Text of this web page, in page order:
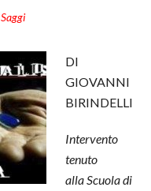
Saggi
DI
GIOVANNI
BIRINDELLI
Intervento
tenuto
alla Scuola di